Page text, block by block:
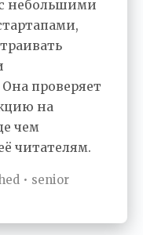
небольшими
проверяет
на
чем
читателям.
• senior